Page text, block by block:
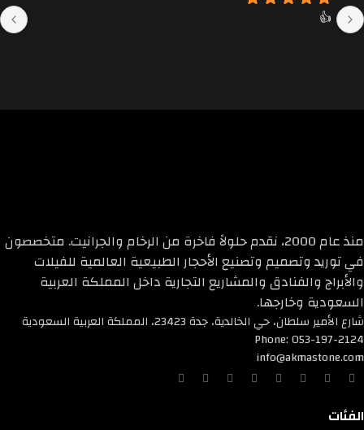
👍
منذ عام 2000، نقدم حلولاً فاخرة من الرخام والجرانيت. متخصصون
في توريد وتصميم وتصنيع الأحجار الطبيعية العالمية للفيلات
والأبراج والفنادق والمشاريع التجارية داخل المملكة العربية
السعودية وخارجها.
شارع الأمير سلطان، حي الخالدية، جدة 23423، المملكة العربية السعودية
Phone: 053-197-2124
info@akmastone.com
الفئات